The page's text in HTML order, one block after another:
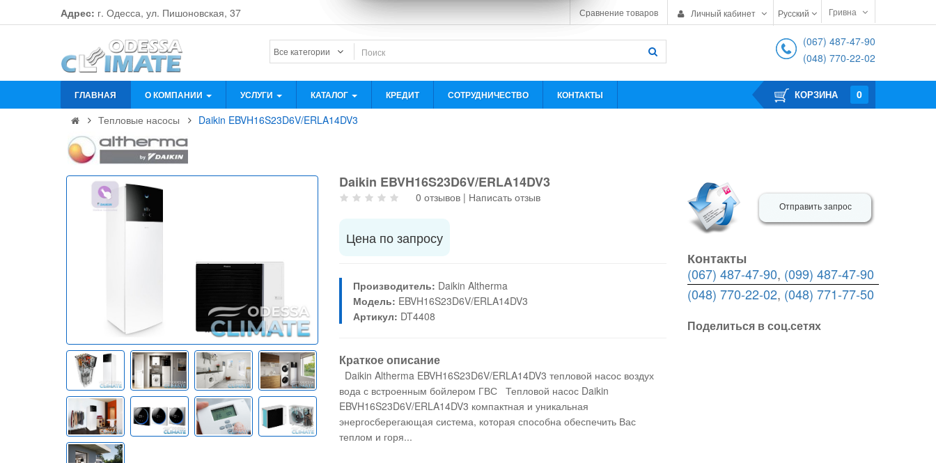
Адрес: г. Одесса, ул. Пишоновская, 37 Сравнение товаров Личный кабинет Гривна
Русский
(067) 487-47-90
(048) 770-22-02
ГЛАВНАЯ О КОМПАНИИ УСЛУГИ КАТАЛОГ КРЕДИТ СОТРУДНИЧЕСТВО КОНТАКТЫ КОРЗИНА
0
Тепловые насосы
Daikin EBVH16S23D6V/ERLA14DV3
Daikin EBVH16S23D6V/ERLA14DV3
0 отзывов | Написать отзыв
Цена по запросу
Производитель: Daikin Altherma
Модель: EBVH16S23D6V/ERLA14DV3
Артикул: DT4408
Краткое описание
Daikin Altherma EBVH16S23D6V/ERLA14DV3 тепловой насос воздух
вода с встроенным бойлером ГВС Тепловой насос Daikin
EBVH16S23D6V/ERLA14DV3 компактная и уникальная
энергосберегающая система, которая способна обеспечить Вас
теплом и горя...
Отправить запрос
Контакты
(067) 487-47-90, (099) 487-47-90
(048) 770-22-02, (048) 771-77-50
Поделиться в соц.сетях